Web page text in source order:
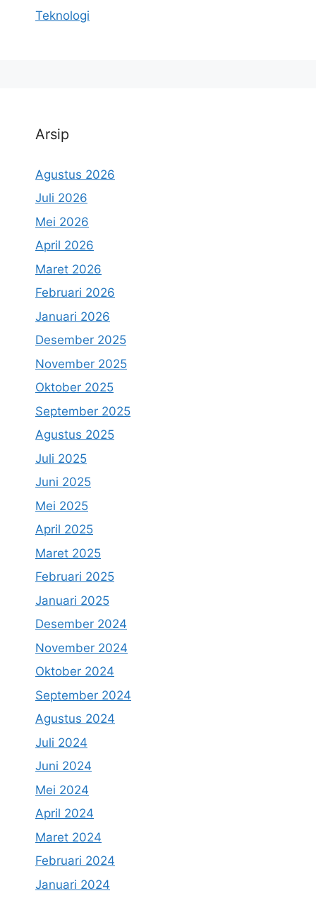
Teknologi
Arsip
Agustus 2026
Juli 2026
Mei 2026
April 2026
Maret 2026
Februari 2026
Januari 2026
Desember 2025
November 2025
Oktober 2025
September 2025
Agustus 2025
Juli 2025
Juni 2025
Mei 2025
April 2025
Maret 2025
Februari 2025
Januari 2025
Desember 2024
November 2024
Oktober 2024
September 2024
Agustus 2024
Juli 2024
Juni 2024
Mei 2024
April 2024
Maret 2024
Februari 2024
Januari 2024